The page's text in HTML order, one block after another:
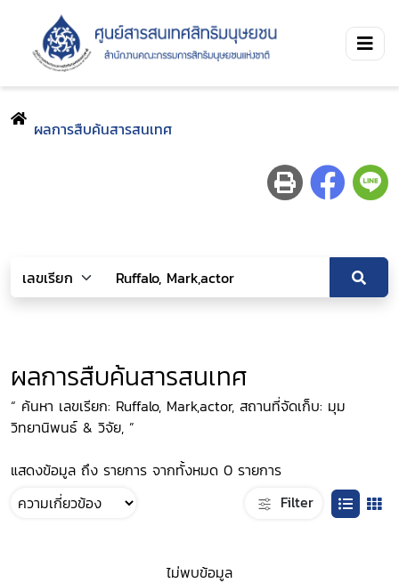
ผลการสืบค้นสารสนเทศ
ผลการสืบค้นสารสนเทศ
“ ค้นหา เลขเรียก: Ruffalo, Mark,actor, สถานที่จัดเก็บ: มุม
วิทยานิพนธ์ & วิจัย, ”
แสดงข้อมูล ถึง รายการ จากทั้งหมด 0 รายการ
Filter
ไม่พบข้อมูล